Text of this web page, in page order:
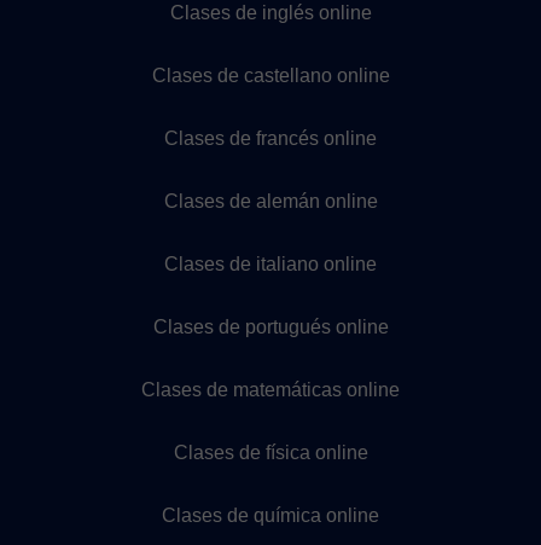
Clases de inglés online
Clases de castellano online
Clases de francés online
Clases de alemán online
Clases de italiano online
Clases de portugués online
Clases de matemáticas online
Clases de física online
Clases de química online